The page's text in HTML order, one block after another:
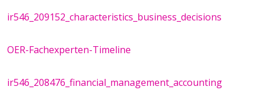
ir546_209152_characteristics_business_decisions
OER-Fachexperten-Timeline
ir546_208476_financial_management_accounting